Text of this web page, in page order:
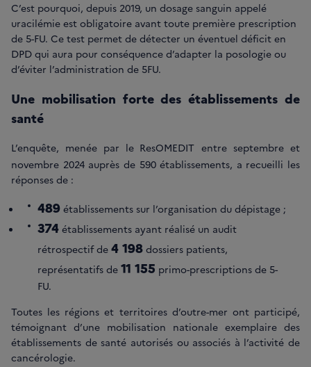
C’est pourquoi, depuis 2019, un dosage sanguin appelé
uracilémie est obligatoire avant toute première prescription
de 5-FU. Ce test permet de détecter un éventuel déficit en
DPD qui aura pour conséquence d’adapter la posologie ou
d’éviter l’administration de 5FU.
Une mobilisation forte des établissements de
santé
L’enquête, menée par le ResOMEDIT entre septembre et
novembre 2024 auprès de 590 établissements, a recueilli les
réponses de :
489 établissements sur l’organisation du dépistage ;
374 établissements ayant réalisé un audit
rétrospectif de 4 198 dossiers patients,
représentatifs de 11 155 primo-prescriptions de 5-
FU.
Toutes les régions et territoires d’outre-mer ont participé,
témoignant d’une mobilisation nationale exemplaire des
établissements de santé autorisés ou associés à l’activité de
cancérologie.